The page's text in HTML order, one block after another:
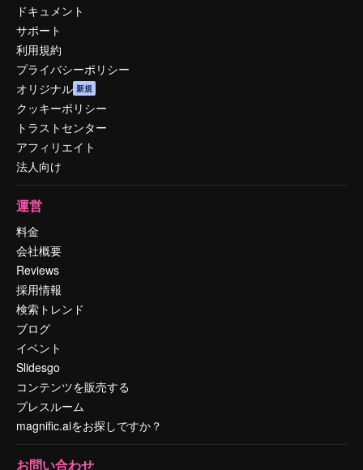
ドキュメント
サポート
利用規約
プライバシーポリシー
オリジナル 新規
クッキーポリシー
トラストセンター
アフィリエイト
法人向け
運営
料金
会社概要
Reviews
採用情報
検索トレンド
ブログ
イベント
Slidesgo
コンテンツを販売する
プレスルーム
magnific.aiをお探しですか？
お問い合わせ